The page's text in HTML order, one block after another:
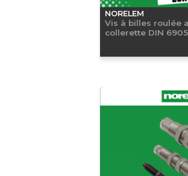
NORELEM
Vis à billes roulée
collerette DIN